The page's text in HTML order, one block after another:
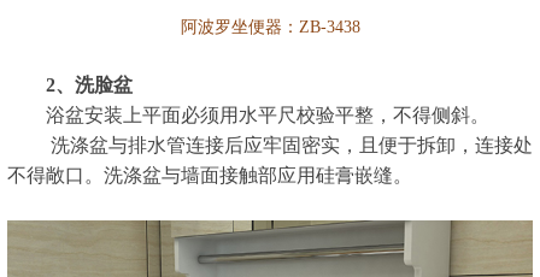
阿波罗坐便器：ZB-3438
2、洗脸盆
浴盆安装上平面必须用水平尺校验平整，不得侧斜。
洗涤盆与排水管连接后应牢固密实，且便于拆卸，连接处
不得敞口。洗涤盆与墙面接触部应用硅膏嵌缝。